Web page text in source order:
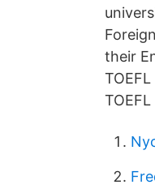
their